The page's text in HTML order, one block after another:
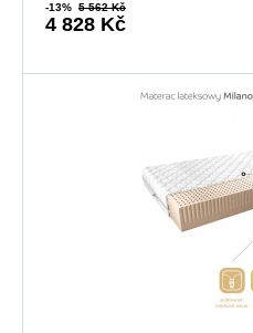
-13% 5 562 Kč
4 828 Kč